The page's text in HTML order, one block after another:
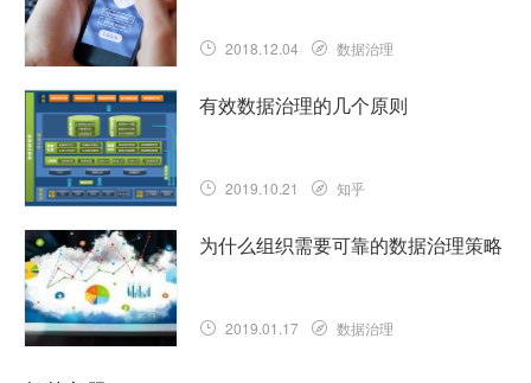
2018.12.04 数据治理
有效数据治理的几个原则
2019.10.21 知乎
为什么组织需要可靠的数据治理策略
2019.01.17 数据治理